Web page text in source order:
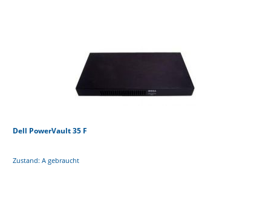
Dell PowerVault 35 F
Zustand: A gebraucht